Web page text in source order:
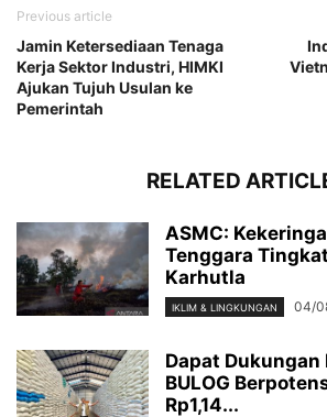
Previous article
Jamin Ketersediaan Tenaga
Kerja Sektor Industri, HIMKI
Ajukan Tujuh Usulan ke
Pemerintah
RELATED
ASMC:
Tenggara
Karhutla
IKLIM & LINGKUNGAN 04/
Dapat Dukungan
BULOG
Rp1,14...